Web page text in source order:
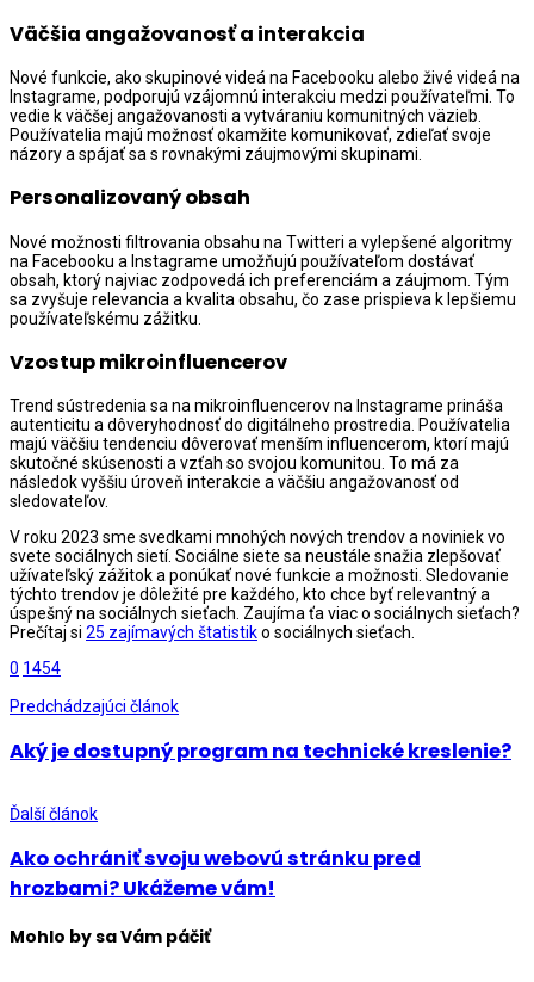
Väčšia angažovanosť a interakcia
Nové funkcie, ako skupinové videá na Facebooku alebo živé videá na
Instagrame, podporujú vzájomnú interakciu medzi používateľmi. To
vedie k väčšej angažovanosti a vytváraniu komunitných väzieb.
Používatelia majú možnosť okamžite komunikovať, zdieľať svoje
názory a spájať sa s rovnakými záujmovými skupinami.
Personalizovaný obsah
Nové možnosti filtrovania obsahu na Twitteri a vylepšené algoritmy
na Facebooku a Instagrame umožňujú používateľom dostávať
obsah, ktorý najviac zodpovedá ich preferenciám a záujmom. Tým
sa zvyšuje relevancia a kvalita obsahu, čo zase prispieva k lepšiemu
používateľskému zážitku.
Vzostup mikroinfluencerov
Trend sústredenia sa na mikroinfluencerov na Instagrame prináša
autenticitu a dôveryhodnosť do digitálneho prostredia. Používatelia
majú väčšiu tendenciu dôverovať menším influencerom, ktorí majú
skutočné skúsenosti a vzťah so svojou komunitou. To má za
následok vyššiu úroveň interakcie a väčšiu angažovanosť od
sledovateľov.
V roku 2023 sme svedkami mnohých nových trendov a noviniek vo
svete sociálnych sietí. Sociálne siete sa neustále snažia zlepšovať
užívateľský zážitok a ponúkať nové funkcie a možnosti. Sledovanie
týchto trendov je dôležité pre každého, kto chce byť relevantný a
úspešný na sociálnych sieťach. Zaujíma ťa viac o sociálnych sieťach?
Prečítaj si 25 zajímavých štatistiko sociálnych sieťach.
0 1454
Predchádzajúci článok
Aký je dostupný program na technické kreslenie?
Ďalší článok
Ako ochrániť svoju webovú stránku pred
hrozbami? Ukážeme vám!
Mohlo by sa Vám páčiť